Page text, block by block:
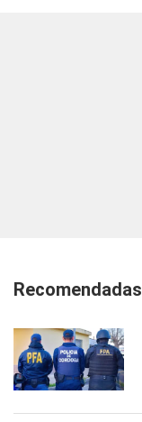
Recomendadas